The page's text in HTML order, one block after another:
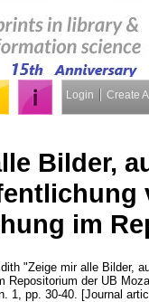
Login Create
Bilder,
im
"Zeige mir alle Bilder,
Repositorium der UB
1, pp. 30-40. [Journal